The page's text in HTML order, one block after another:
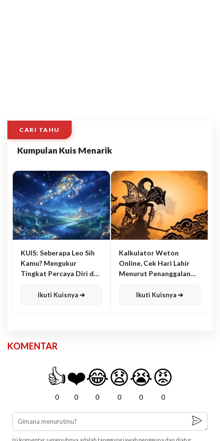
CARI TAHU
Kumpulan Kuis Menarik
KUIS: Seberapa Leo Sih
Kamu? Mengukur
Tingkat Percaya Diri dan
Ikuti Kuisnya ➔
Kalkulator Weton
Online, Cek Hari Lahir
Menurut Penanggalan
Ikuti Kuisnya ➔
KOMENTAR
👍
0
❤️
0
😂
0
😧
0
😭
0
😡
0